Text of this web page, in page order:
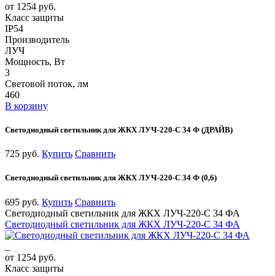
от 1254 руб.
Класс защиты
IP54
Производитель
ЛУЧ
Мощность, Вт
3
Световой поток, лм
460
В корзину
Светодиодный светильник для ЖКХ ЛУЧ-220-С 34 Ф (ДРАЙВ)
725 руб. Купить Сравнить
Светодиодный светильник для ЖКХ ЛУЧ-220-С 34 Ф (0,6)
695 руб. Купить Сравнить
Светодиодный светильник для ЖКХ ЛУЧ-220-С 34 ФА
Светодиодный светильник для ЖКХ ЛУЧ-220-С 34 ФА
от 1254 руб.
Класс защиты